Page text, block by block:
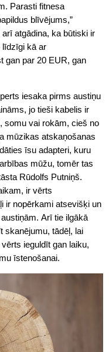
Parasti fitnesa
blīvējums,”
atgādina, ka būtiski ir
līdzīgi kā ar
gan par 20 EUR, gan
iesaka pirms austiņu
jo tieši kabelis ir
somu vai rokām, cieš no
mūzikas atskaņošanas
īsu adapteri, kuru
mūžu, tomēr tas
Rūdolfs Putniņš.
ir vērts
ir nopērkami atsevišķi un
Arī tie ilgākā
skanējumu, tādēļ, lai
ieguldīt gan laiku,
īstenošanai.